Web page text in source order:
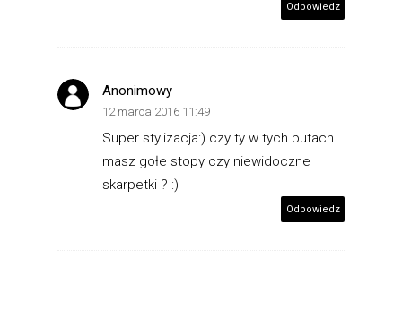
Odpowiedz
Anonimowy
12 marca 2016 11:49
Super stylizacja:) czy ty w tych butach
masz gołe stopy czy niewidoczne
skarpetki ? :)
Odpowiedz